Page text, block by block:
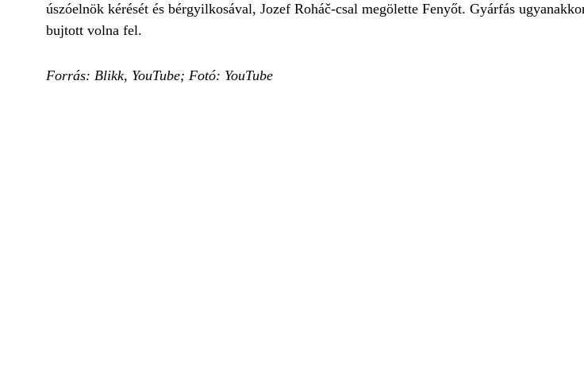
úszóelnök kérését és bérgyilkosával, Jozef Roháč-csal megölette Fenyőt. Gyárfás
bujtott volna fel.
Forrás: Blikk, YouTube; Fotó: YouTube